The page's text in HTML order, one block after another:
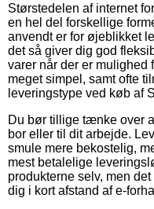
Størstedelen af internet
en hel del forskellige
anvendt er for øjeblikket
det så giver dig god
varer når der er mulighed
meget simpel, samt ofte
leveringstype ved køb af
Du bør tillige tænke over
bor eller til dit arbejde.
smule mere bekostelig,
mest betalelige
produkterne selv, men
dig i kort afstand af e-